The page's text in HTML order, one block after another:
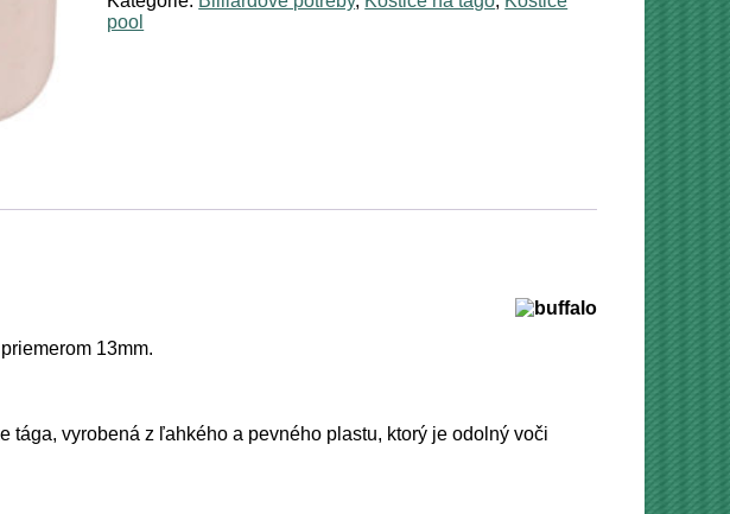
ADAM
XTC
pool
13mm.
tága, vyrobená z ľahkého a pevného plastu, ktorý je odolný voči